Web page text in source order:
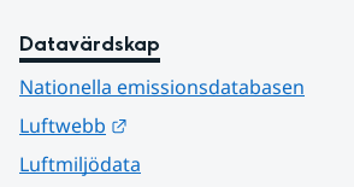
Datavärdskap
Nationella emissionsdatabasen
Luftwebb
Luftmiljödata